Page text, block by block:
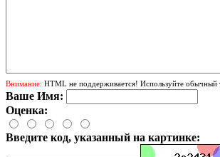
Внимание: HTML не поддерживается! Используйте обычный
Ваше Имя:
Оценка:
Введите код, указанный на картинке: